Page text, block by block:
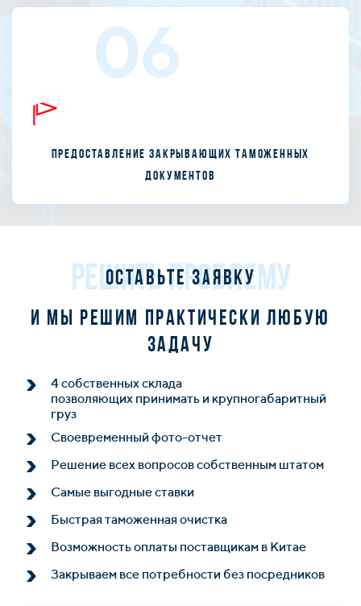
06
Предоставление закрывающих таможенных
документов
РЕШИТЬ ПРОБЛЕМУ
Оставьте заявку
и мы решим практически любую
задачу
4 собственных склада
позволяющих принимать и крупногабаритный
груз
Своевременный фото-отчет
Решение всех вопросов собственным штатом
Самые выгодные ставки
Быстрая таможенная очистка
Возможность оплаты поставщикам в Китае
Закрываем все потребности без посредников